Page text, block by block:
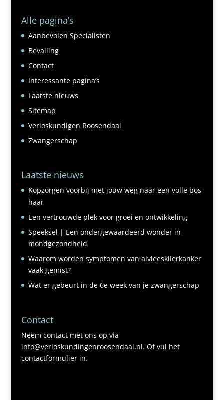
Alle pagina’s
Aanbevolen Specialisten
Bevalling
Contact
Interessante pagina’s
Laatste nieuws
Sitemap
Verloskundigen Roosendaal
Zwangerschap
Laatste nieuws
Kopzorgen voorbij met jouw weg naar een volle bos
haar
Een vertrouwde plek voor groei en ontwikkeling
Speeksel | Een ondergewaardeerd wonder in
mondgezondheid
Waarom worden symptomen van alvleesklierkanker
vaak gemist?
Wat er gebeurt in de 6e week van je zwangerschap
Contact
Neem contact met ons op via
info@verloskundingenroosendaal.nl. Of vul het
contactformulier in.